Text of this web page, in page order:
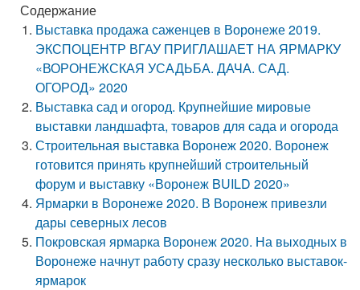
Содержание
Выставка продажа саженцев в Воронеже 2019.
ЭКСПОЦЕНТР ВГАУ ПРИГЛАШАЕТ НА ЯРМАРКУ
«ВОРОНЕЖСКАЯ УСАДЬБА. ДАЧА. САД.
ОГОРОД» 2020
Выставка сад и огород. Крупнейшие мировые
выставки ландшафта, товаров для сада и огорода
Строительная выставка Воронеж 2020. Воронеж
готовится принять крупнейший строительный
форум и выставку «Воронеж BUILD 2020»
Ярмарки в Воронеже 2020. В Воронеж привезли
дары северных лесов
Покровская ярмарка Воронеж 2020. На выходных в
Воронеже начнут работу сразу несколько выставок-
ярмарок